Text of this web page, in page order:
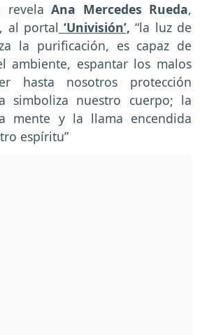
revela Ana Mercedes Rueda,
al portal ‘Univisión’, “la luz de
la purificación, es capaz de
ambiente, espantar los malos
hasta nosotros protección
simboliza nuestro cuerpo; la
mente y la llama encendida
espíritu”